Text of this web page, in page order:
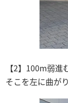
【2】100m弱
そこを左に曲がり